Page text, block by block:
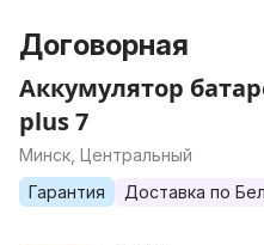
Договорная
Аккумулятор
plus 7
Минск, Центральный
Гарантия
Доставка по